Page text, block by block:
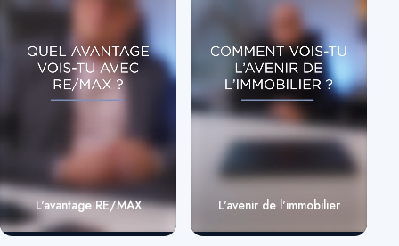
L'avantage RE/MAX L'avenir de l'immobilier